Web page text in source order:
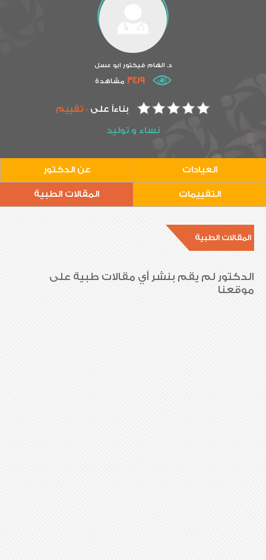
د. الهام فيكتور ابو عسل
3419 مشاهدة
بناءاً على0 تقييم
نساء و توليد
العيادات عن الدكتور
التقييمات المقالات الطبية
المقالات الطبية
الدكتور لم يقم بنشر أي مقالات طبية على
موقعنا